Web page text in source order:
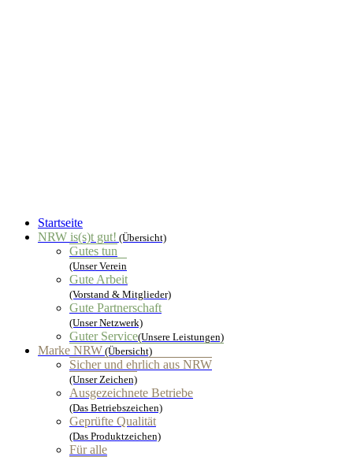
Startseite
NRW is(s)t gut! (Übersicht)
Gutes tun
(Unser Verein
Gute Arbeit
(Vorstand & Mitglieder)
Gute Partnerschaft
(Unser Netzwerk)
Guter Service(Unsere Leistungen)
Marke NRW (Übersicht)
Sicher und ehrlich aus NRW
(Unser Zeichen)
Ausgezeichnete Betriebe
(Das Betriebszeichen)
Geprüfte Qualität
(Das Produktzeichen)
Für alle